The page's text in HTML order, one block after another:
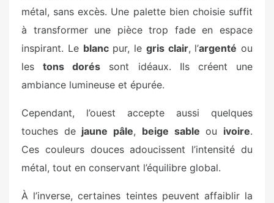
métal, sans excès. Une palette bien choisie suffit
à transformer une pièce trop fade en espace
inspirant. Le blancpur, le gris clair, l’argenté ou
lestons dorés sont idéaux. Ils créent une
ambiance lumineuse et épurée.
Cependant, l’ouest accepte aussi quelques
touches de jaune pâle, beige sable ou ivoire.
Ces couleurs douces adoucissent l’intensité du
métal, tout en conservant l’équilibre global.
À l’inverse, certaines teintes peuvent affaiblir la